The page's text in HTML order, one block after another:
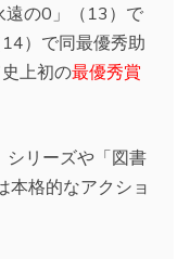
遠の0」（13）で
14）で同最優秀助
上初の最優秀賞
シリーズや「図書
本格的なアクショ